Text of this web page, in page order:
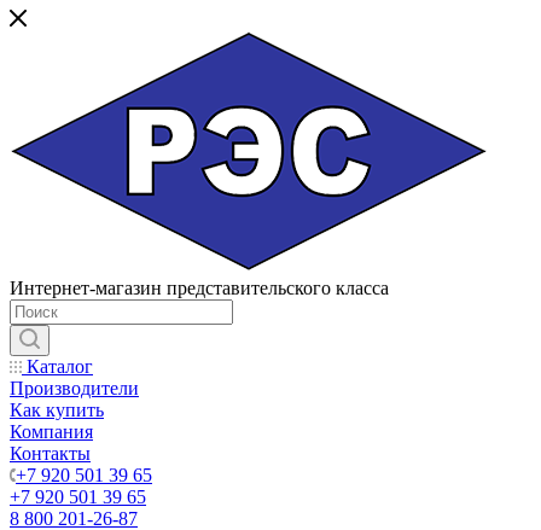
Интернет-магазин представительского класса
Каталог
Производители
Как купить
Компания
Контакты
+7 920 501 39 65
+7 920 501 39 65
8 800 201-26-87